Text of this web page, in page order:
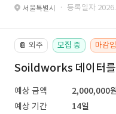
서울특별시 · 등록일자
📔 외주 모집 중 마감
Soildworks 데이터를
예상 금액
2,000,000
예상 기간
14일